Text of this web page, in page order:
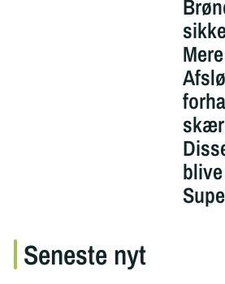
Seneste nyt